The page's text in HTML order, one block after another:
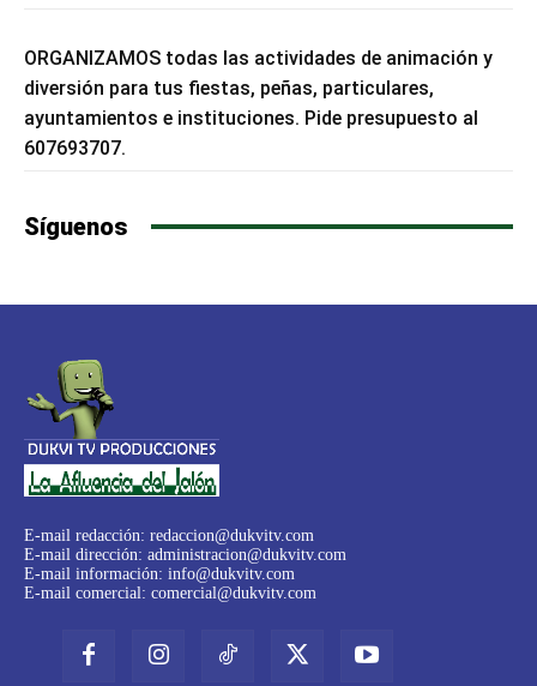
ORGANIZAMOS todas las actividades de animación y
diversión para tus fiestas, peñas, particulares,
ayuntamientos e instituciones. Pide presupuesto al
607693707.
Síguenos
E-mail redacción: redaccion@dukvitv.com
E-mail dirección: administracion@dukvitv.com
E-mail información: info@dukvitv.com
E-mail comercial: comercial@dukvitv.com